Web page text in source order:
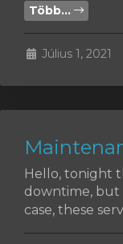
Több...
Július 1, 2021
Hello, tonight
downtime, but
case, these